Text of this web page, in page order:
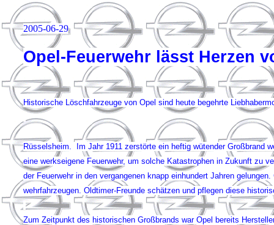
2005-06-29
Opel-Feuerwehr lässt Herzen
Historische Löschfahrzeuge von Opel sind heute begehrte
Rüsselsheim. Im Jahr 1911 zerstörte ein heftig wütender Großbrand
eine werkseigene Feuerwehr, um solche Katastrophen in Zukunft zu
der Feuerwehr in den vergangenen knapp einhundert Jahren
wehrfahrzeugen. Oldtimer-Freunde schätzen und pflegen diese
Zum Zeitpunkt des historischen Großbrands war Opel bereits